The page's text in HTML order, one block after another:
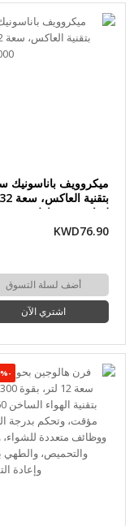
ميكروويف باناسونيك
بتقنية العاكس، سعة 32
لترًا، 1000 واط
KWD76.90
أضف لسلة التسوق
اشتري الآن
-45%حسم